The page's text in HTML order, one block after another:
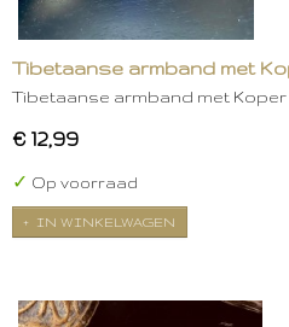
Tibetaanse armband met
Tibetaanse armband met Koper
€ 12,99
✓ Op voorraad
IN WINKELWAGEN